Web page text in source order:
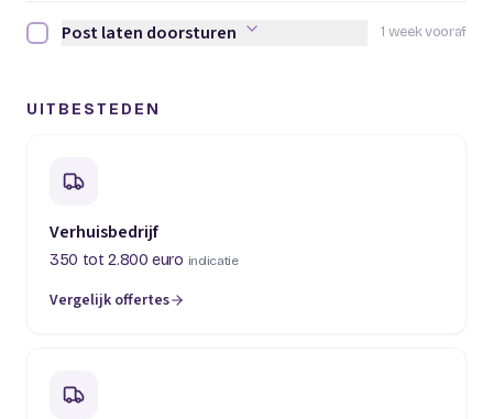
1 week vooraf
Post laten doorsturen afvinken
Post laten doorsturen
UITBESTEDEN
Verhuisbedrijf
350 tot 2.800 euro indicatie
Vergelijk offertes
(opent in een nieuw tabblad)